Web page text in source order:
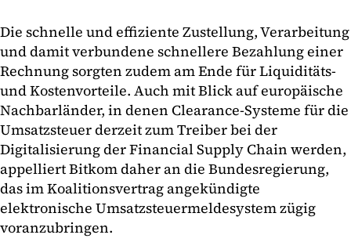
Die schnelle und effiziente Zustellung, Verarbeitung
und damit verbundene schnellere Bezahlung einer
Rechnung sorgten zudem am Ende für Liquiditäts-
und Kostenvorteile. Auch mit Blick auf europäische
Nachbarländer, in denen Clearance-Systeme für die
Umsatzsteuer derzeit zum Treiber bei der
Digitalisierung der Financial Supply Chain werden,
appelliert Bitkom daher an die Bundesregierung,
das im Koalitionsvertrag angekündigte
elektronische Umsatzsteuermeldesystem zügig
voranzubringen.